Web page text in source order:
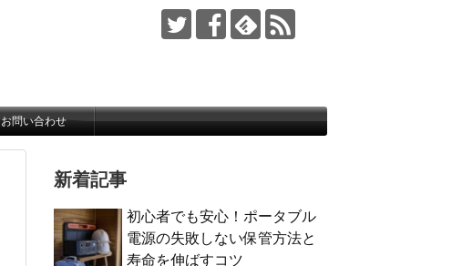
お問い合わせ
新着記事
初心者でも安心！ポータブル
電源の失敗しない保管方法と
寿命を伸ばすコツ